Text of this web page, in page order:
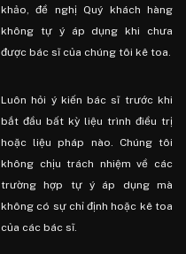
khảo, đề nghị Quý khách hàng
không tự ý áp dụng khi chưa
được bác sĩ của chúng tôi kê toa.
Luôn hỏi ý kiến ​​bác sĩ trước khi
bắt đầu bất kỳ liệu trình điều trị
hoặc liệu pháp nào. Chúng tôi
không chịu trách nhiệm về các
trường hợp tự ý áp dụng mà
không có sự chỉ định hoặc kê toa
của các bác sĩ.